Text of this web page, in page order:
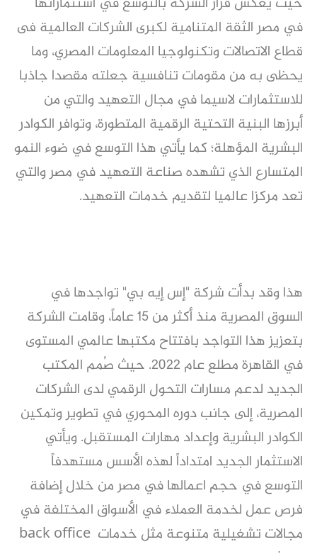
في مصر الثقة المتنامية لكبرى الشركات العالمية فى
قطاع الاتصالات وتكنولوجيا المعلومات المصري، وما
يحظى به من مقومات تنافسية جعلته مقصدا جاذبا
للاستثمارات لاسيما في مجال التعهيد والتي من
أبرزها البنية التحتية الرقمية المتطورة، وتوافر الكوادر
البشرية المؤهلة؛ كما يأتي هذا التوسع في ضوء النمو
المتسارع الذي تشهده صناعة التعهيد في مصر والتي
تعد مركزا عالميا لتقديم خدمات التعهيد.
هذا وقد بدأت شركة "إس إيه بي" تواجدها في
السوق المصرية منذ أكثر من 15 عاماً، وقامت الشركة
بتعزيز هذا التواجد بافتتاح مكتبها عالمي المستوى
في القاهرة مطلع عام 2022. حيث صُمم المكتب
الجديد لدعم مسارات التحول الرقمي لدى الشركات
المصرية، إلى جانب دوره المحوري في تطوير وتمكين
الكوادر البشرية وإعداد مهارات المستقبل. ويأتي
الاستثمار الجديد امتداداً لهذه الأسس مستهدفاً
التوسع في حجم اعمالها في مصر من خلال إضافة
فرص عمل لخدمة العملاء في الأسواق المختلفة في
مجالات تشغيلية متنوعة مثل خدمات back office